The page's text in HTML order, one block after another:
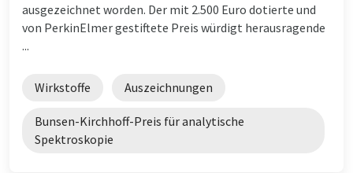
ausgezeichnet worden. Der mit 2.500 Euro dotierte und
von PerkinElmer gestiftete Preis würdigt herausragende
...
Wirkstoffe Auszeichnungen
Bunsen-Kirchhoff-Preis für analytische
Spektroskopie